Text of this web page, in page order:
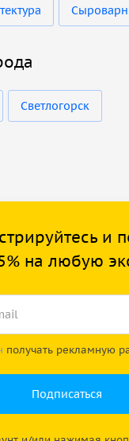
Светлогорск
и
на любую
получать рекламную